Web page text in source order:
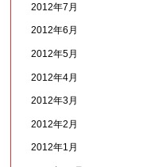
2012年7月
2012年6月
2012年5月
2012年4月
2012年3月
2012年2月
2012年1月